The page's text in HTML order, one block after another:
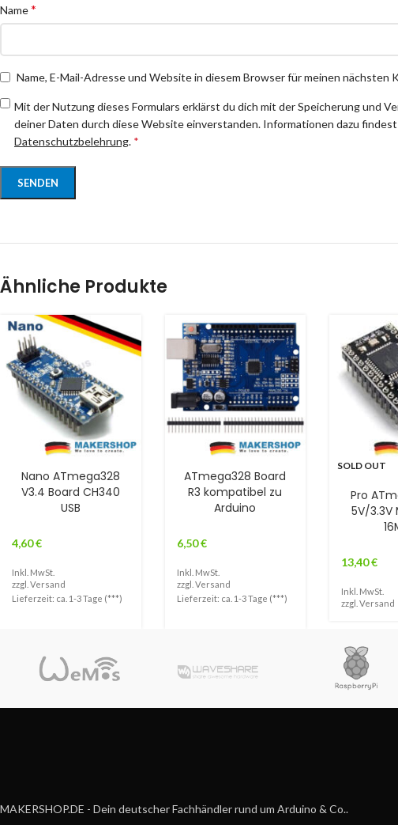
Name*
Name, E-Mail-Adresse und Website in diesem Browser für meinen nächsten
Mit der Nutzung dieses Formulars erklärst du dich mit der Speicherung und
deiner Daten durch diese Website einverstanden. Informationen dazu
Datenschutzbelehrung. *
Ähnliche Produkte
Nano ATmega328
V3.4 Board CH340
USB
4,60€
Inkl. MwSt.
zzgl. Versand
Lieferzeit: ca. 1-3 Tage (***)
ATmega328 Board
R3 kompatibel zu
Arduino
6,50€
Inkl. MwSt.
zzgl. Versand
Lieferzeit: ca. 1-3 Tage (***)
SOLD OUT
Pro
5V/3.3V
13,40€
Inkl. MwSt.
zzgl.Versand
MAKERSHOP.DE - Dein deutscher Fachhändler rund um Arduino & Co..